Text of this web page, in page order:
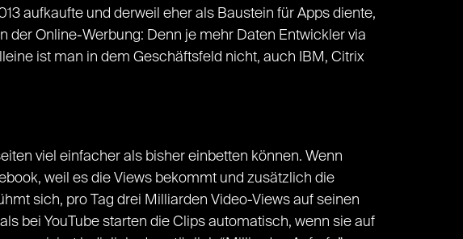
aufkaufte und derweil eher als Baustein für Apps diente,
Online-Werbung: Denn je mehr Daten Entwickler via
ist man in dem Geschäftsfeld nicht, auch IBM, Citrix
viel einfacher als bisher einbetten können. Wenn
weil es die Views bekommt und zusätzlich die
sich, pro Tag drei Milliarden Video-Views auf seinen
bei YouTube starten die Clips automatisch, wenn sie auf